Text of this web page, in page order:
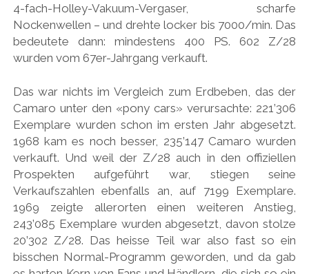
4-fach-Holley-Vakuum-Vergaser, scharfe
Nockenwellen – und drehte locker bis 7000/min. Das
bedeutete dann: mindestens 400 PS. 602 Z/28
wurden vom 67er-Jahrgang verkauft.
Das war nichts im Vergleich zum Erdbeben, das der
Camaro unter den «pony cars» verursachte: 221’306
Exemplare wurden schon im ersten Jahr abgesetzt.
1968 kam es noch besser, 235’147 Camaro wurden
verkauft. Und weil der Z/28 auch in den offiziellen
Prospekten aufgeführt war, stiegen seine
Verkaufszahlen ebenfalls an, auf 7199 Exemplare.
1969 zeigte allerorten einen weiteren Anstieg,
243’085 Exemplare wurden abgesetzt, davon stolze
20’302 Z/28. Das heisse Teil war also fast so ein
bisschen Normal-Programm geworden, und da gab